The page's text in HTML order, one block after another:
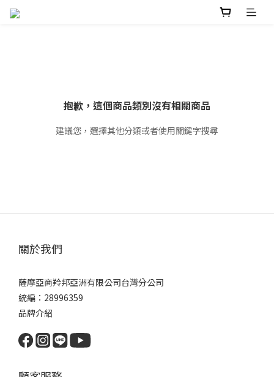
抱歉，這個商品類別沒有相關商品
建議您，選擇其他分類或者使用關鍵字搜尋
關於我們
薩摩亞商羚邦亞洲有限公司台灣分公司
統編：28996359
品牌介紹